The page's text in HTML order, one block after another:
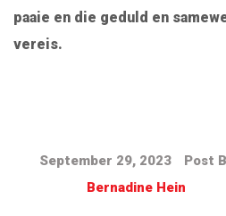
paaie en die geduld en
vereis.
September 29, 2023
Post
Bernadine Hein